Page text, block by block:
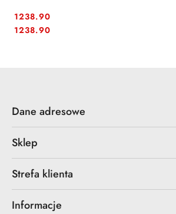
Cena:
1238.90
Cena:
1238.90
Dane adresowe
Sklep
Strefa klienta
Informacje